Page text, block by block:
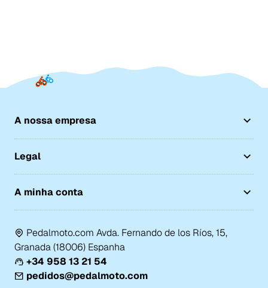
A nossa empresa
Legal
A minha conta
Pedalmoto.com Avda. Fernando de los Ríos, 15,
Granada (18006) Espanha
+34 958 13 21 54
pedidos@pedalmoto.com